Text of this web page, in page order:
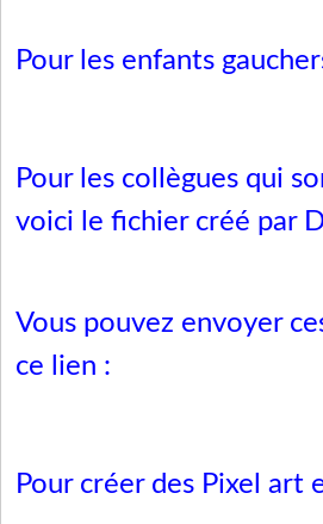
Pour les enfants
Pour les collègues qui
voici le fichier créé par
Vous pouvez envoyer
ce lien :
Pour créer des Pixel art